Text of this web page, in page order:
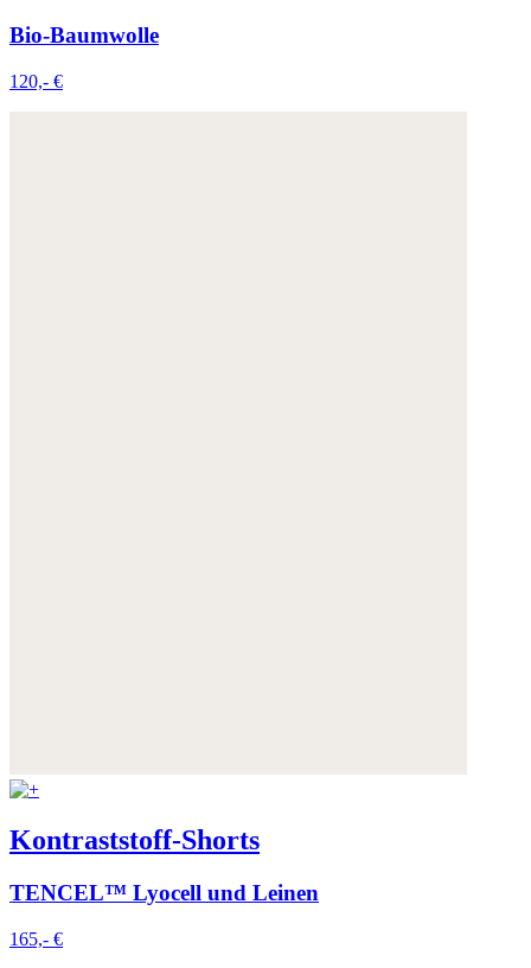
Bio-Baumwolle
120,- €
Kontraststoff-Shorts
TENCEL™ Lyocell und Leinen
165,- €